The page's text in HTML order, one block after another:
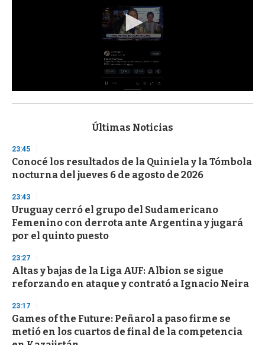
s
d
s
o
f
3
s
e
c
o
d
s
Últimas Noticias
23:45
Conocé los resultados de la Quiniela y la Tómbola
nocturna del jueves 6 de agosto de 2026
23:43
Uruguay cerró el grupo del Sudamericano
Femenino con derrota ante Argentina y jugará
por el quinto puesto
23:27
Altas y bajas de la Liga AUF: Albion se sigue
reforzando en ataque y contrató a Ignacio Neira
23:17
Games of the Future: Peñarol a paso firme se
metió en los cuartos de final de la competencia